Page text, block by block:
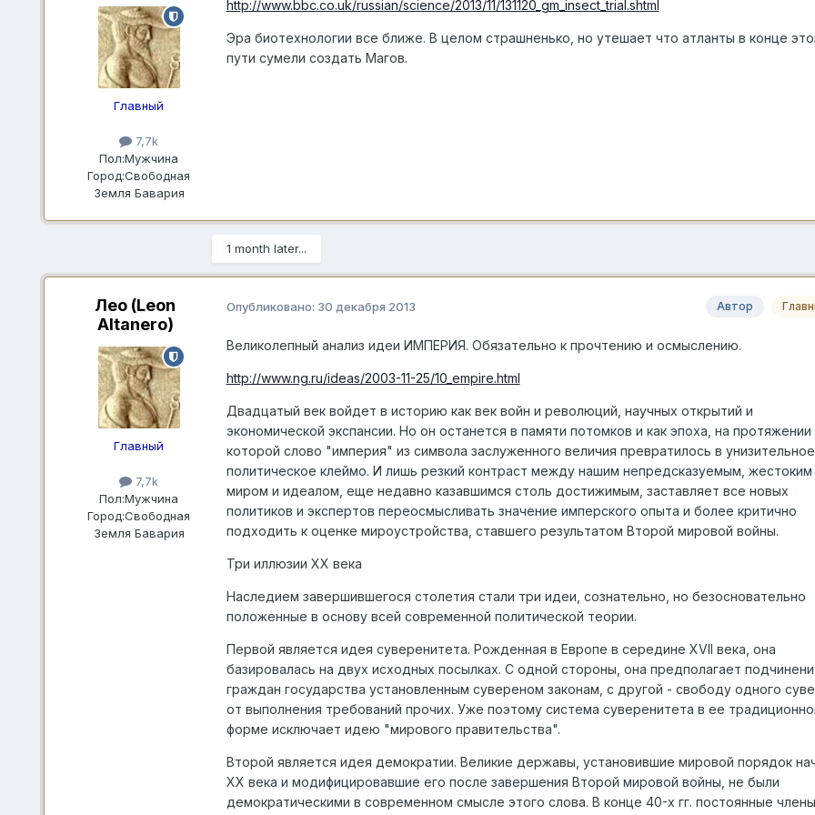
Главный
7,7k
Пол:Мужчина
Город:Свободная
Земля Бавария
http://www.bbc.co.uk/russian/science/2013/11/131120_gm_insect_trial.shtml
Эра биотехнологии все ближе. В целом страшненько, но утешает что атланты в конце
пути сумели создать Магов.
1 month later...
Лео (Leon
Altanero)
Главный
7,7k
Пол:Мужчина
Город:Свободная
Земля Бавария
Автор
Опубликовано: 30 декабря 2013
Великолепный анализ идеи ИМПЕРИЯ. Обязательно к прочтению и осмыслению.
http://www.ng.ru/ideas/2003-11-25/10_empire.html
Двадцатый век войдет в историю как век войн и революций, научных открытий и
экономической экспансии. Но он останется в памяти потомков и как эпоха, на протяжении
которой слово "империя" из символа заслуженного величия превратилось в унизительное
политическое клеймо. И лишь резкий контраст между нашим непредсказуемым, жестоким
миром и идеалом, еще недавно казавшимся столь достижимым, заставляет все новых
политиков и экспертов переосмысливать значение имперского опыта и более критично
подходить к оценке мироустройства, ставшего результатом Второй мировой войны.
Три иллюзии ХХ века
Наследием завершившегося столетия стали три идеи, сознательно, но безосновательно
положенные в основу всей современной политической теории.
Первой является идея суверенитета. Рожденная в Европе в середине XVII века, она
базировалась на двух исходных посылках. С одной стороны, она предполагает
граждан государства установленным сувереном законам, с другой - свободу одного
от выполнения требований прочих. Уже поэтому система суверенитета в ее
форме исключает идею "мирового правительства".
Второй является идея демократии. Великие державы, установившие мировой порядок
ХХ века и модифицировавшие его после завершения Второй мировой войны, не были
демократическими в современном смысле этого слова. В конце 40-х гг. постоянные члены